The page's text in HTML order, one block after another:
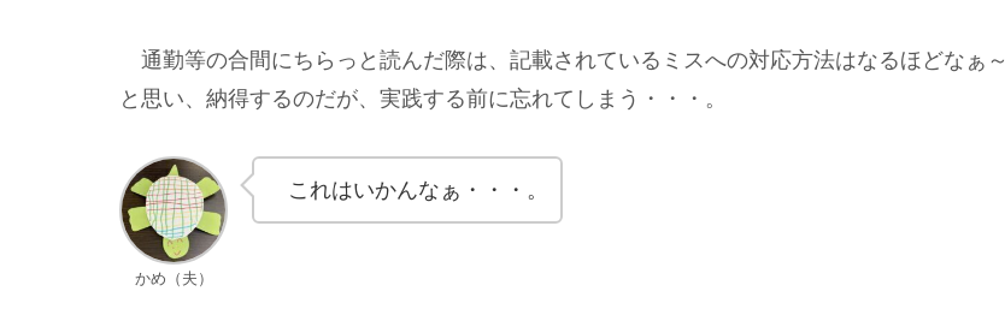
通勤等の合間にちらっと読んだ際は、記載されているミスへの対応方法はなるほどなぁ～
と思い、納得するのだが、実践する前に忘れてしまう・・・。
かめ（夫）
これはいかんなぁ・・・。